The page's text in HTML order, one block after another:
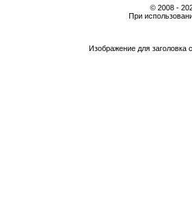
© 2008 -
При
Изображение для